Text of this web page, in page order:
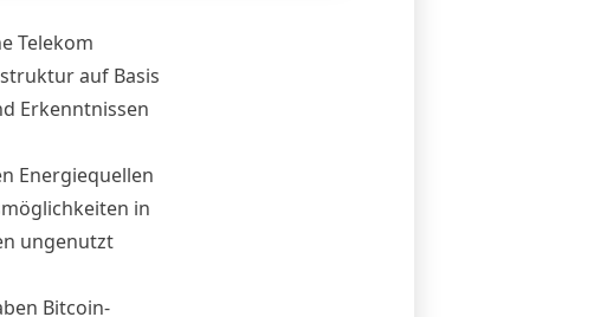
Telekom
auf Basis
Erkenntnissen
Energiequellen
in
ungenutzt
Bitcoin-